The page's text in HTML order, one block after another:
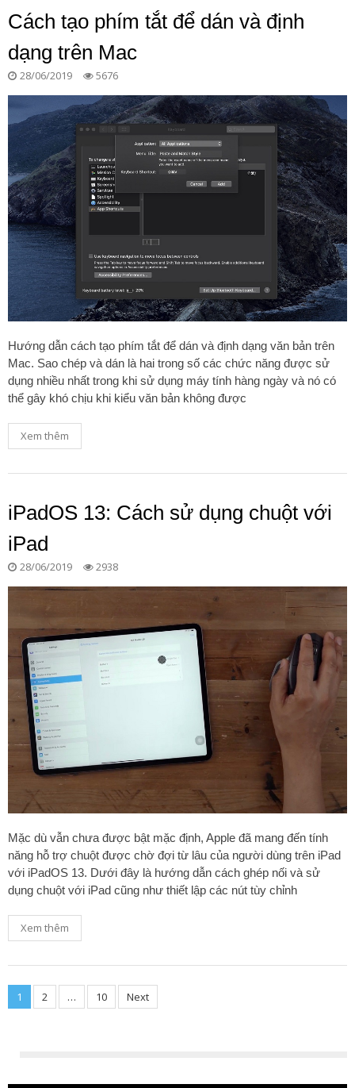
Cách tạo phím tắt để dán và định
dạng trên Mac
28/06/2019 5676
Hướng dẫn cách tạo phím tắt để dán và định dạng văn bản trên
Mac. Sao chép và dán là hai trong số các chức năng được sử
dụng nhiều nhất trong khi sử dụng máy tính hàng ngày và nó có
thể gây khó chịu khi kiểu văn bản không được
Xem thêm
iPadOS 13: Cách sử dụng chuột với
iPad
28/06/2019 2938
Mặc dù vẫn chưa được bật mặc định, Apple đã mang đến tính
năng hỗ trợ chuột được chờ đợi từ lâu của người dùng trên iPad
với iPadOS 13. Dưới đây là hướng dẫn cách ghép nối và sử
dụng chuột với iPad cũng như thiết lập các nút tùy chỉnh
Xem thêm
Posts
1 2 … 10 Next